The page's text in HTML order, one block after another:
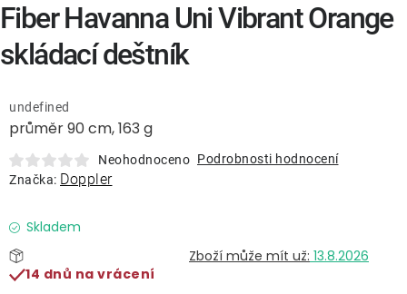
Lavice a houpačky
Lehátka
Doplňky
Deštníky
Gastro produkty
průměr 90 cm, 163 g
undefined
Neohodnoceno Podrobnosti hodnocení
Značka: Doppler
Skladem
13.8.2026
14 dnů na vrácení
Fiber Havanna Uni Vibrant Orange
skládací deštník